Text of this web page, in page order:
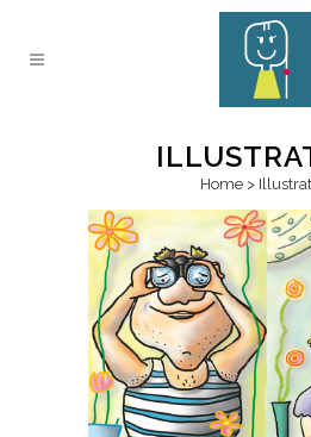
Home >